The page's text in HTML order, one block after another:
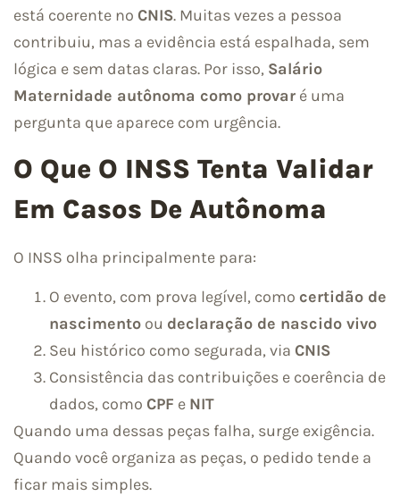
está coerente no CNIS. Muitas vezes a pessoa
contribuiu, mas a evidência está espalhada, sem
lógica e sem datas claras. Por isso, Salário
Maternidade autônoma como provar é uma
pergunta que aparece com urgência.
O Que O INSS Tenta Validar
Em Casos De Autônoma
O INSS olha principalmente para:
O evento, com prova legível, como certidão de
nascimento ou declaração de nascido vivo
Seu histórico como segurada, via CNIS
Consistência das contribuições e coerência de
dados, como CPF e NIT
Quando uma dessas peças falha, surge exigência.
Quando você organiza as peças, o pedido tende a
ficar mais simples.